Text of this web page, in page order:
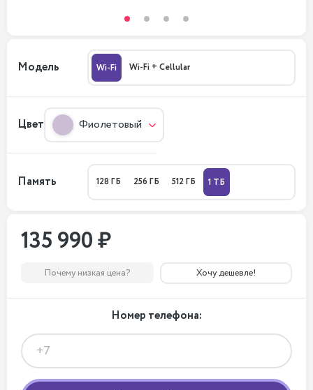
Модель Wi-Fi Wi-Fi + Cellular
Цвет Фиолетовый
Память 128 ГБ 256 ГБ 512 ГБ 1 ТБ
135 990 ₽
Почему низкая цена? Хочу дешевле!
Номер телефона: